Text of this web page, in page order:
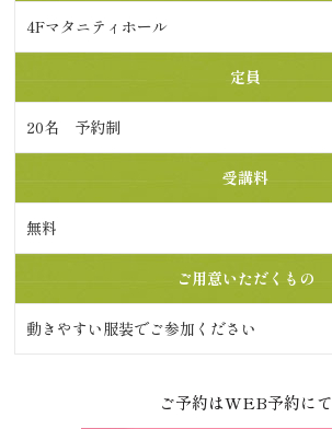
4Fマタニティホール
定員
20名 予約制
受講料
無料
ご用意いただくもの
動きやすい服装でご参加ください
ご予約はWEB予約にて